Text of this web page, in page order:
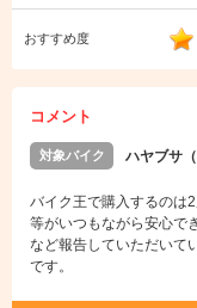
おすすめ度
コメント
対象バイク ハヤブサ
バイク王で購入するのは
等がいつもながら安心で
など報告していただいて
です。